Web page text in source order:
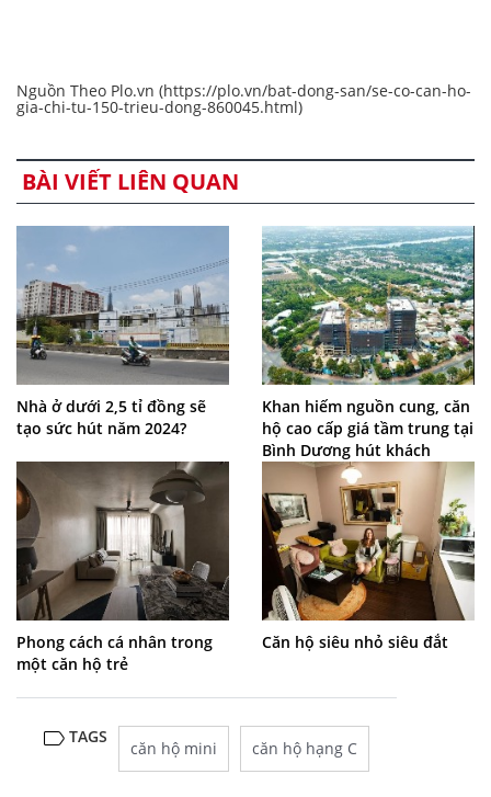
Nguồn Theo Plo.vn (https://plo.vn/bat-dong-san/se-co-can-ho-
gia-chi-tu-150-trieu-dong-860045.html)
BÀI VIẾT LIÊN QUAN
Nhà ở dưới 2,5 tỉ đồng sẽ
tạo sức hút năm 2024?
Khan hiếm nguồn cung, căn
hộ cao cấp giá tầm trung tại
Bình Dương hút khách
Phong cách cá nhân trong
một căn hộ trẻ
Căn hộ siêu nhỏ siêu đắt
TAGS
căn hộ mini căn hộ hạng C